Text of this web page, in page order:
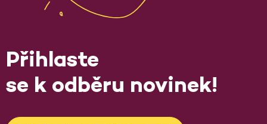
Přihlaste
se k odběru novinek!